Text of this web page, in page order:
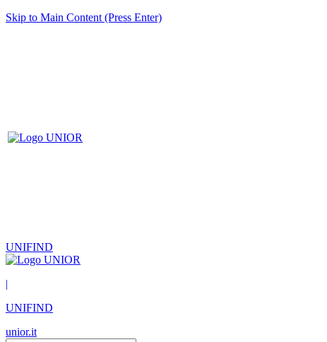
Skip to Main Content (Press Enter)
UNIFIND
|
UNIFIND
unior.it